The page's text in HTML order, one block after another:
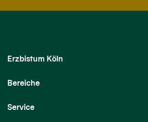
Erzbistum Köln
Bereiche
Service